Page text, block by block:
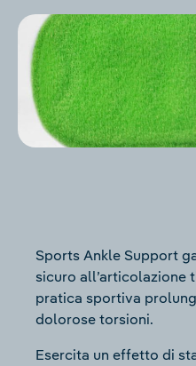
Sports Ankle Support
sicuro all’articolazione
pratica sportiva
dolorose torsioni.
Esercita un effetto di